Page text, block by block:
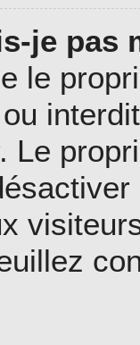
je pas
le
Le